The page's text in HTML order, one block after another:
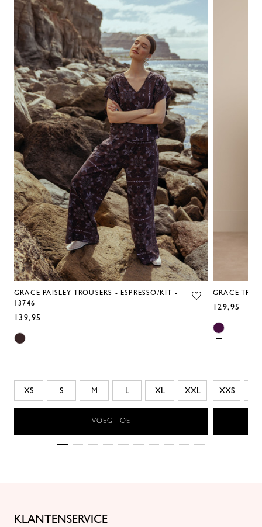
GRACE PAISLEY TROUSERS - ESPRESSO/KIT -
13746
139,95
XS S M L XL XXL
VOEG TOE
GRACE
129,95
XXS
KLANTENSERVICE